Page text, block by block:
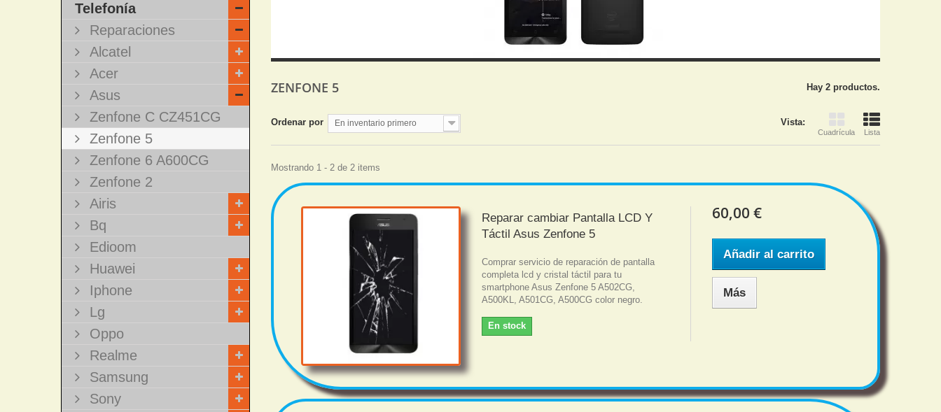
Telefonía
Reparaciones
Alcatel
Acer
Asus
Zenfone C CZ451CG
Zenfone 5
Zenfone 6 A600CG
Zenfone 2
Airis
Bq
Edioom
Huawei
Iphone
Lg
Oppo
Realme
Samsung
Sony
ZENFONE 5 Hay 2 productos.
Vista:
Cuadrícula Lista
Ordenar por En inventario primero
Mostrando 1 - 2 de 2 items
Reparar cambiar Pantalla LCD Y
Táctil Asus Zenfone 5
Comprar servicio de reparación de pantalla
completa lcd y cristal táctil para tu
smartphone Asus Zenfone 5 A502CG,
A500KL, A501CG, A500CG color negro.
En stock
60,00 €
Añadir al carrito
Más